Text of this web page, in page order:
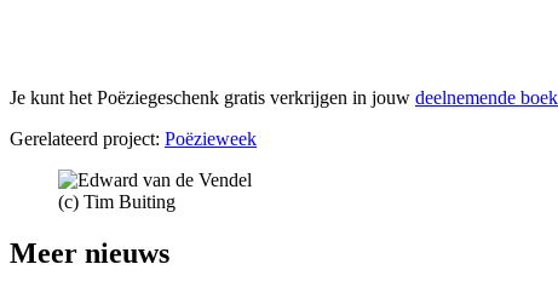
Je kunt het Poëziegeschenk gratis verkrijgen in jouw deelnemende
Gerelateerd project: Poëzieweek
(c) Tim Buiting
Meer nieuws